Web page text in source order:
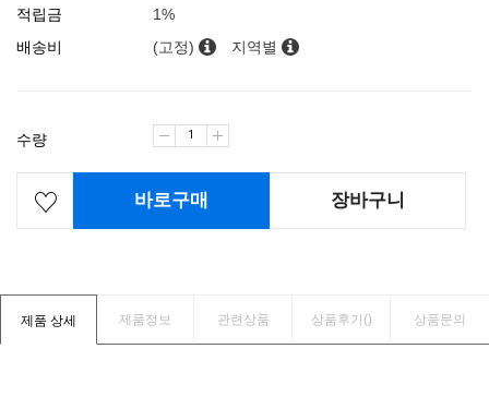
적립금
1%
배송비
(고정) 지역별
수량
바로구매 장바구니
제품 상세 제품정보 관련상품 상품후기() 상품문의